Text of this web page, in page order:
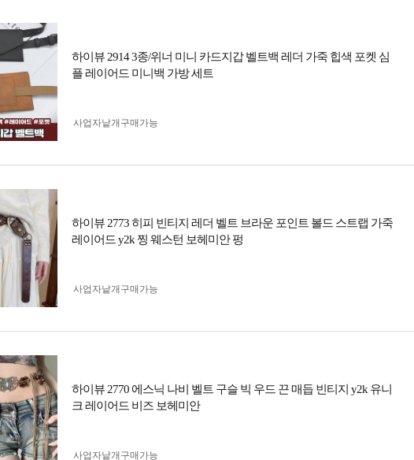
하이뷰 2914 3종/위너 미니 카드지갑 벨트백 레더 가죽 힙색 포켓 심
플 레이어드 미니백 가방 세트
사업자 낱개구매가능
하이뷰 2773 히피 빈티지 레더 벨트 브라운 포인트 볼드 스트랩 가죽
레이어드 y2k 찡 웨스턴 보헤미안 펑
사업자 낱개구매가능
하이뷰 2770 에스닉 나비 벨트 구슬 빅 우드 끈 매듭 빈티지 y2k 유니
크 레이어드 비즈 보헤미안
사업자 낱개구매가능